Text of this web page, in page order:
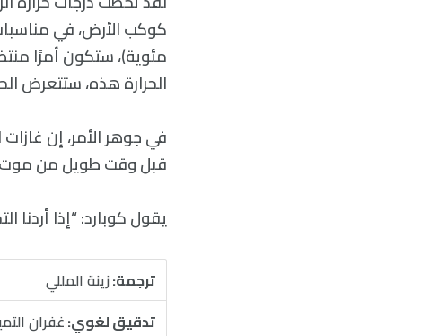
مئوية)، ستكون أمرًا
الحرارة هذه، ستتعرض
في جوهر الأمر، إن
قبل وقت طويل من
يقول كوبارد: “إذا أردنا
ترجمة:زينة المللي
تدقيق لغوي:غفران